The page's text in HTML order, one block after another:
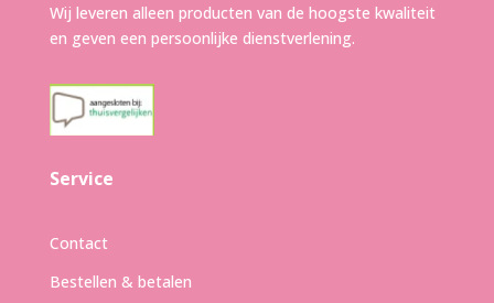
Wij leveren alleen producten van de hoogste kwaliteit
en geven een persoonlijke dienstverlening.
Service
Contact
Bestellen & betalen